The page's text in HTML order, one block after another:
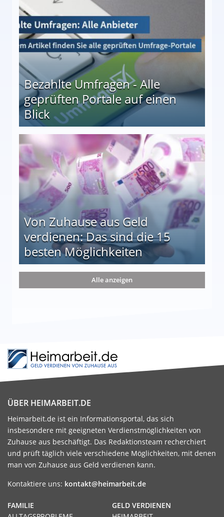
Bezahlte Umfragen - Alle
geprüften Portale auf einen
Blick
auf einen Blick
Von Zuhause aus Geld
verdienen: Das sind die 15
besten Möglichkeiten
die 15 besten Möglichkeiten
Alle anzeigen
ÜBER HEIMARBEIT.DE
Heimarbeit.de ist ein Informationsportal, das sich
insbesondere mit geeigneten Verdienstmöglichkeiten von
Zuhause aus beschäftigt. Das Redaktionsteam recherchiert
und prüft täglich viele verschiedene Möglichkeiten, mit denen
man von Zuhause aus Geld verdienen kann.
Kontaktiere uns: kontakt@heimarbeit.de
GELD VERDIENEN
FAMILIE